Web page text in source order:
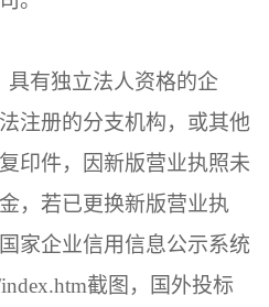
具有独立法人资格的企
注册的分支机构，或其他
印件，因新版营业执照未
，若已更换新版营业执
家企业信用信息公示系统
截图，国外投标